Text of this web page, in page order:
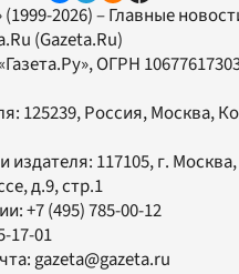
2026) – Главные
(Gazeta.Ru)
, ОГРН
125239, Россия, Москва,
издателя: 117105, г. Москва,
д.9, стр.1
+7 (495) 785-00-12
17-01
gazeta@gazeta.ru